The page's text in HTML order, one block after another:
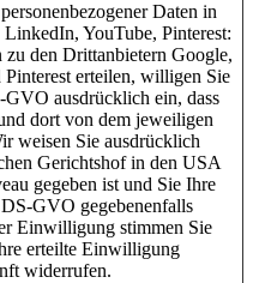
Daten in
YouTube, Pinterest:
den Drittanbietern Google,
erteilen, willigen Sie
ausdrücklich ein, dass
dort von dem jeweiligen
weisen Sie ausdrücklich
Gerichtshof in den USA
gegeben ist und Sie Ihre
GVO gegebenenfalls
Einwilligung stimmen Sie
erteilte Einwilligung
widerrufen.